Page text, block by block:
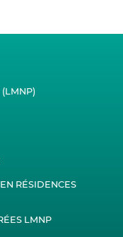
(LMNP)
RÉSIDENCES
LMNP